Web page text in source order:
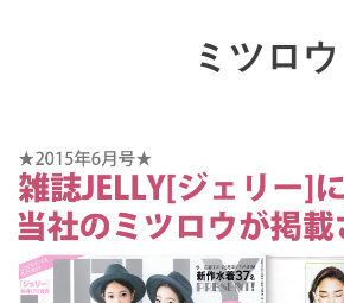
ミツロウ